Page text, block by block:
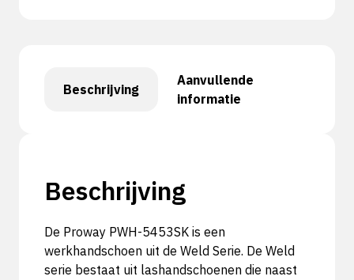
Beschrijving
Aanvullende
informatie
Beschrijving
De Proway PWH-5453SK is een
werkhandschoen uit de Weld Serie. De Weld
serie bestaat uit lashandschoenen die naast